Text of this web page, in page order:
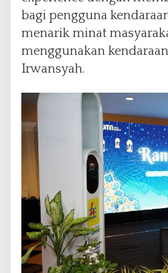
bagi pengguna
menarik minat
menggunakan
Irwansyah.